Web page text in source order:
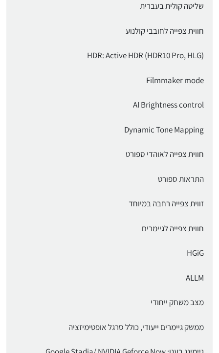
שליטה קולית בעברית
חווית צפייה לחובבי קולנוע
HDR: Active HDR (HDR10 Pro, HLG)
Filmmaker mode
AI Brightness control
Dynamic Tone Mapping
חווית צפייה לאוהדי ספורט
התראות ספורט
זווית צפייה רחבה במיוחד
חווית צפייה לגיימרים
HGiG
ALLM
מצב משחק ייחודי
ממשק גיימרים ייעודי, כולל סרגל אופטימיזציה